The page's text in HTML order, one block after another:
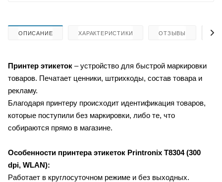
ОПИСАНИЕ ХАРАКТЕРИСТИКИ ОТЗЫВЫ
Принтер этикеток –устройство для быстрой маркировки
товаров. Печатает ценники, штрихкоды, состав товара и
рекламу.
Благодаря принтеру происходит идентификация товаров,
которые поступили без маркировки, либо те, что
собираются прямо в магазине.
Особенности принтера этикеток Printronix T8304 (300
dpi, WLAN):
Работает в круглосуточном режиме и без выходных.